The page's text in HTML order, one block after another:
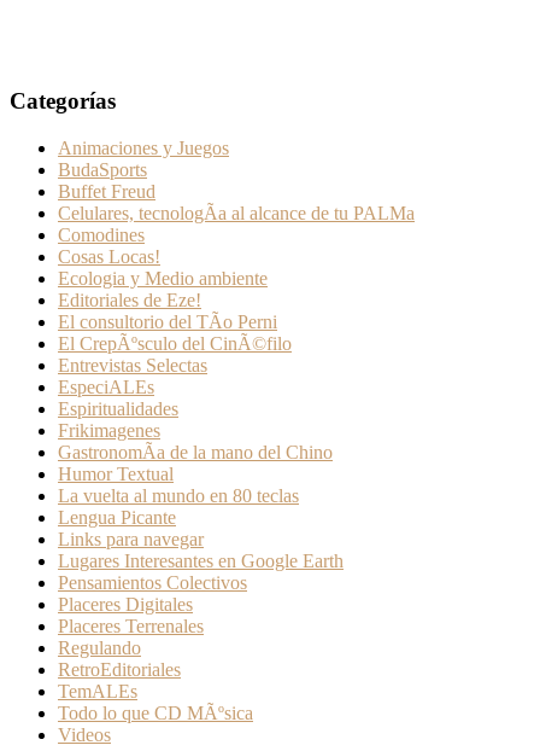
Categorías
Animaciones y Juegos
BudaSports
Buffet Freud
Celulares, tecnologÃ­a al alcance de tu PALMa
Comodines
Cosas Locas!
Ecologia y Medio ambiente
Editoriales de Eze!
El consultorio del TÃ­o Perni
El CrepÃºsculo del CinÃ©filo
Entrevistas Selectas
EspeciALEs
Espiritualidades
Frikimagenes
GastronomÃ­a de la mano del Chino
Humor Textual
La vuelta al mundo en 80 teclas
Lengua Picante
Links para navegar
Lugares Interesantes en Google Earth
Pensamientos Colectivos
Placeres Digitales
Placeres Terrenales
Regulando
RetroEditoriales
TemALEs
Todo lo que CD MÃºsica
Videos